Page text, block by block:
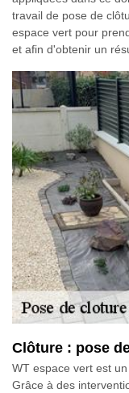
travail de pose de
espace vert pour
et afin d'obtenir un
Clôture : pose
WT espace vert est
Grâce à des